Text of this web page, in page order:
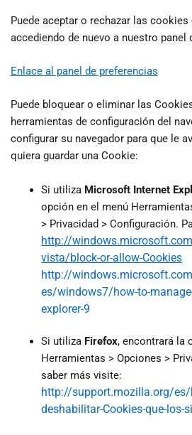
Puede aceptar o rechazar las
accediendo de nuevo a nuestro panel
Enlace al panel de preferencias
Puede bloquear o eliminar las
herramientas de configuración del
configurar su navegador para que le
quiera guardar una Cookie:
Si utiliza Microsoft Internet
opción en el menú
> Privacidad > Configuración.
http://
vista/block-or-allow-Cookies
http://
es/windows7/how-to-
explorer-9
Si utiliza Firefox, encontrará la
Herramientas > Opciones >
saber más visite:
http://support.mozilla.org/
deshabilitar-Cookies-que-los-